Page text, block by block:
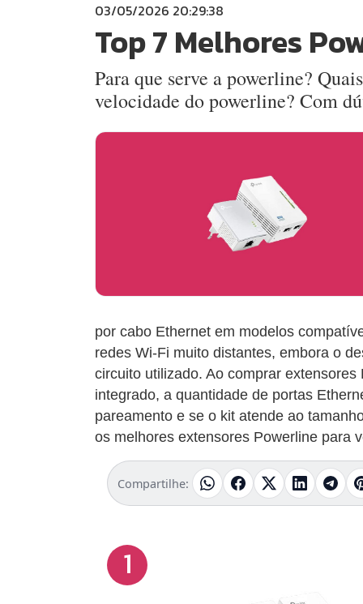
03/05/2026 20:29:38
Top 7 Melhores
Para que serve a powerline?
velocidade do powerline? Com
por cabo Ethernet em modelos
redes Wi-Fi muito distantes, embora o
circuito utilizado. Ao comprar
integrado, a quantidade de portas
pareamento e se o kit atende ao
os melhores extensores Powerline para
Compartilhe:
1